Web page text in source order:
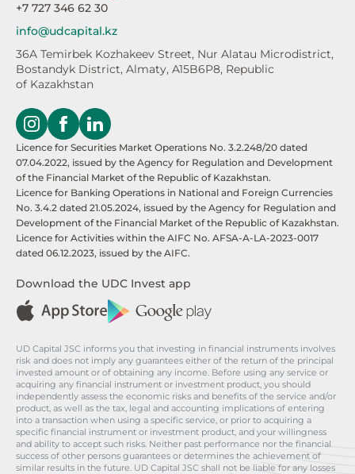
+7 727 346 62 30
info@udcapital.kz
36A Temirbek Kozhakeev Street, Nur Alatau Microdistrict,
Bostandyk District, Almaty, A15B6P8, Republic
of Kazakhstan
Licence for Securities Market Operations No. 3.2.248/20 dated
07.04.2022, issued by the Agency for Regulation and Development
of the Financial Market of the Republic of Kazakhstan.
Licence for Banking Operations in National and Foreign Currencies
No. 3.4.2 dated 21.05.2024, issued by the Agency for Regulation and
Development of the Financial Market of the Republic of Kazakhstan.
Licence for Activities within the AIFC No. AFSA-A-LA-2023-0017
dated 06.12.2023, issued by the AIFC.
Download the UDC Invest app
UD Capital JSC informs you that investing in financial instruments involves
risk and does not imply any guarantees either of the return of the principal
invested amount or of obtaining any income. Before using any service or
acquiring any financial instrument or investment product, you should
independently assess the economic risks and benefits of the service and/or
product, as well as the tax, legal and accounting implications of entering
into a transaction when using a specific service, or prior to acquiring a
specific financial instrument or investment product, and your willingness
and ability to accept such risks. Neither past performance nor the financial
success of other persons guarantees or determines the achievement of
similar results in the future. UD Capital JSC shall not be liable for any losses